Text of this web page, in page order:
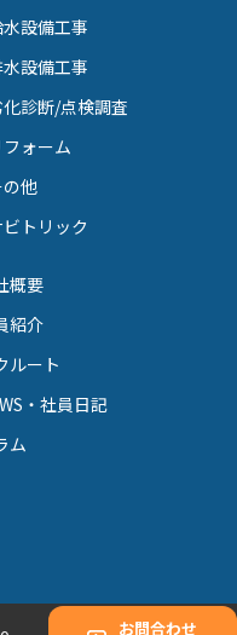
設備工事
設備工事
診断/点検調査
ォーム
他
トリック
概要
紹介
ルート
・社員日記
ム
お問合わせ